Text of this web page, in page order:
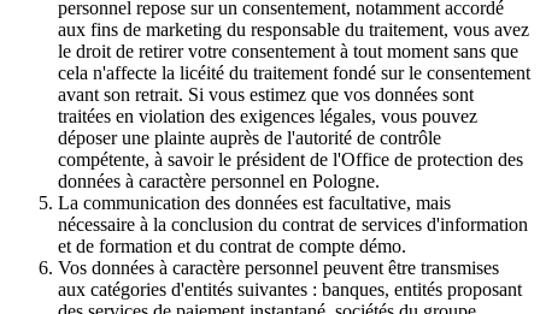
personnel repose sur un consentement, notamment accordé
aux fins de marketing du responsable du traitement, vous avez
le droit de retirer votre consentement à tout moment sans que
cela n'affecte la licéité du traitement fondé sur le consentement
avant son retrait. Si vous estimez que vos données sont
traitées en violation des exigences légales, vous pouvez
déposer une plainte auprès de l'autorité de contrôle
compétente, à savoir le président de l'Office de protection des
données à caractère personnel en Pologne.
La communication des données est facultative, mais
nécessaire à la conclusion du contrat de services d'information
et de formation et du contrat de compte démo.
Vos données à caractère personnel peuvent être transmises
aux catégories d'entités suivantes : banques, entités proposant